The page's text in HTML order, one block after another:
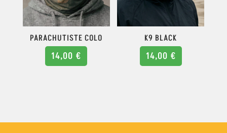
PARACHUTISTE COLO
14,00 €
K9 BLACK
14,00 €